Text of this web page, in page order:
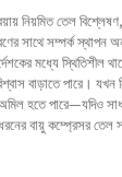
নিয়মিত তেল
সাথে সম্পর্ক
মধ্যে স্থিতিশীল
বাড়াতে পারে।
হতে পারে—যদিও
বায়ু কম্প্রেসর তেল